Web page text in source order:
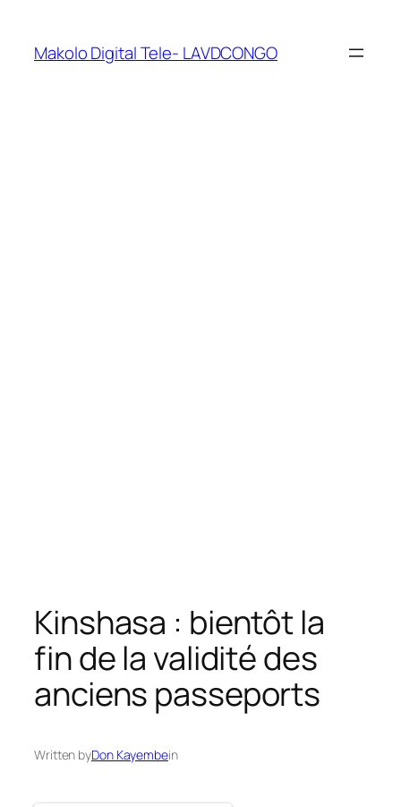
Makolo Digital Tele- LAVDCONGO
Kinshasa : bientôt la
fin de la validité des
anciens passeports
Written byDon Kayembein